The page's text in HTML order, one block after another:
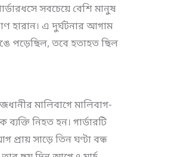
সবচেয়ে বেশি মানুষ
হারান। এ দুর্ঘটনার আগাম
পড়েছিল, তবে হতাহত ছিল
মালিবাগে মালিবাগ-
নিহত হন। গার্ডারটি
প্রায় সাড়ে তিন ঘণ্টা বন্ধ